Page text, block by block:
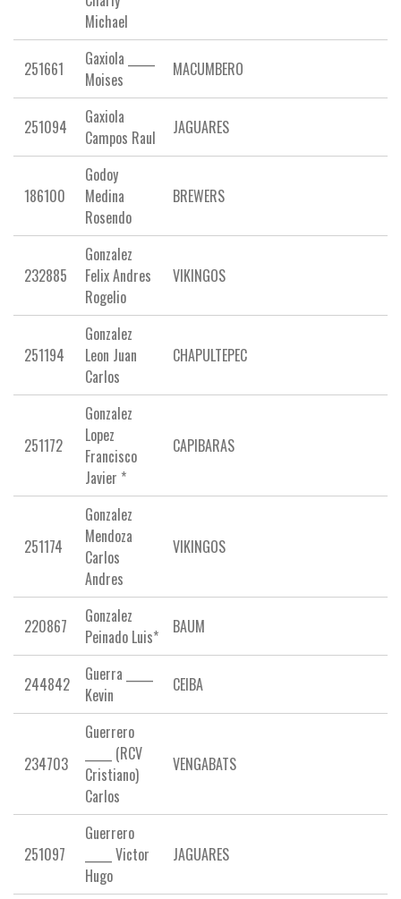
Michael
251661
Gaxiola _____
Moises
MACUMBERO
251094
Gaxiola
Campos Raul
JAGUARES
186100
Godoy
Medina
Rosendo
BREWERS
232885
Gonzalez
Felix Andres
Rogelio
VIKINGOS
251194
Gonzalez
Leon Juan
Carlos
CHAPULTEPEC
251172
Gonzalez
Lopez
Francisco
Javier *
CAPIBARAS
251174
Gonzalez
Mendoza
Carlos
Andres
VIKINGOS
220867
Gonzalez
Peinado Luis*
BAUM
244842
Guerra _____
Kevin
CEIBA
234703
Guerrero
_____ (RCV
Cristiano)
Carlos
VENGABATS
251097
Guerrero
_____ Victor
Hugo
JAGUARES